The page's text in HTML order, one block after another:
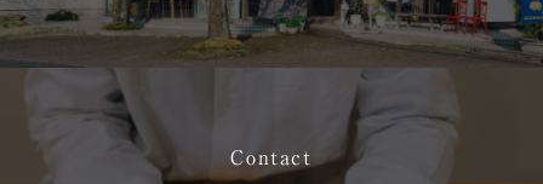
Contact